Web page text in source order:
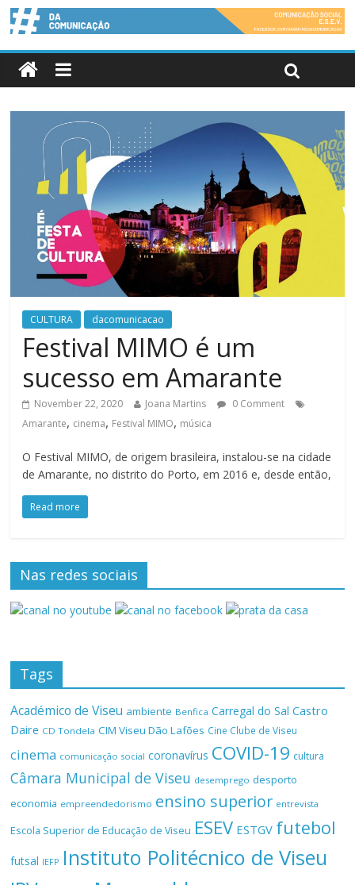
CULTURA dacomunicacao
Festival MIMO é um
sucesso em Amarante
November 22, 2020 Joana Martins
0 Comment
Amarante, cinema, Festival MIMO, música
O Festival MIMO, de origem brasileira, instalou-se na cidade
de Amarante, no distrito do Porto, em 2016 e, desde então,
Read more
Nas redes sociais
Tags
Académico de Viseu ambiente Benfica Carregal do Sal Castro
Daire CD Tondela CIM Viseu Dão Lafões Cine Clube de Viseu
cinema comunicação social coronavírus COVID-19 cultura
Câmara Municipal de Viseu desemprego desporto
economia empreendedorismo ensino superior entrevista
Escola Superior de Educação de Viseu ESEV ESTGV futebol
futsal IEFP Instituto Politécnico de Viseu